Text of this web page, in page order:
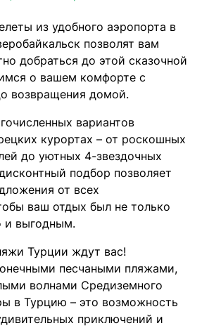
из удобного аэропорта в
позволят вам
добраться до этой сказочной
о вашем комфорте с
возвращения домой.
вариантов
курортах – от роскошных
до уютных 4-звездочных
подбор позволяет
от всех
ваш отдых был не только
и выгодным.
Турции ждут вас!
песчаными пляжами,
волнами Средиземного
в Турцию – это возможность
приключений и